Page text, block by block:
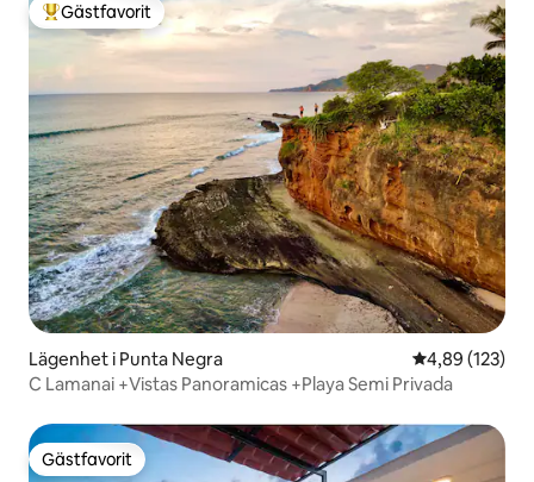
Populär gästfavorit
Gästfavorit
Lägenhet i Punta Negra 4,89 av 5 i
4,89 (123)
C Lamanai +Vistas Panoramicas +Playa Semi Privada
Gästfavorit
Gästfavorit